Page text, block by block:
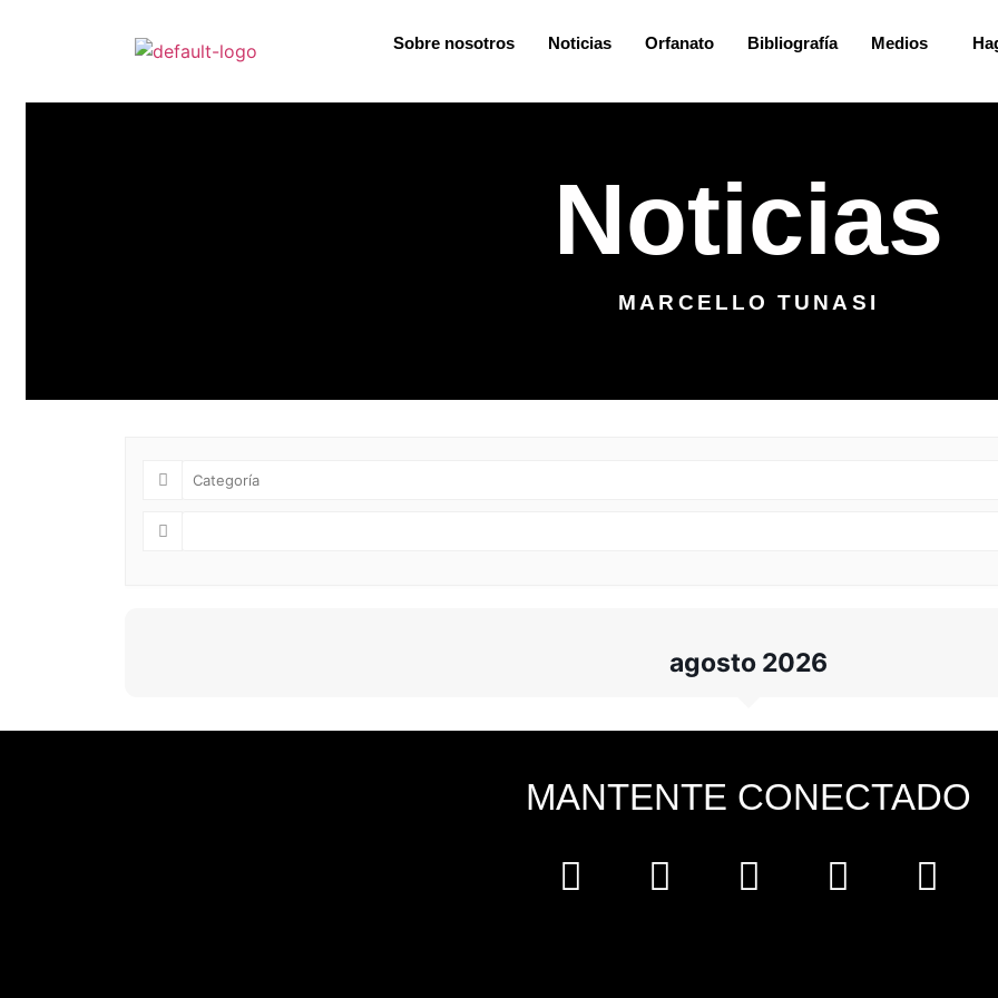
Sobre nosotros Noticias Orfanato Bibliografía Medios
Noticias
MARCELLO TUNASI
agosto 2026
MANTENTE CONECTADO